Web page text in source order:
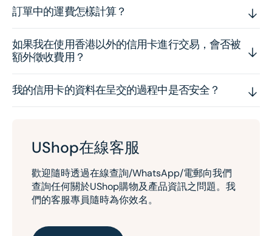
訂單中的運費怎樣計算？
如果我在使用香港以外的信用卡進行交易，會否被
額外徵收費用？
我的信用卡的資料在呈交的過程中是否安全？
UShop在線客服
歡迎隨時透過在線查詢/WhatsApp/電郵向我們
查詢任何關於UShop購物及產品資訊之問題。我
們的客服專員隨時為你效名。